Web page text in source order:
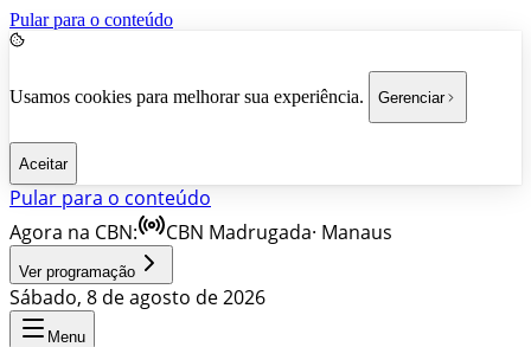
Pular para o conteúdo
Usamos cookies para melhorar sua experiência. Gerenciar
Aceitar
Pular para o conteúdo
Agora na CBN:
CBN Madrugada· Manaus
Ver programação
Sábado, 8 de agosto de 2026
Menu